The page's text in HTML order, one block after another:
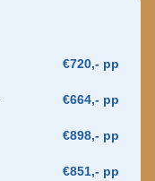
€720,- pp
€664,- pp
€898,- pp
€851,- pp